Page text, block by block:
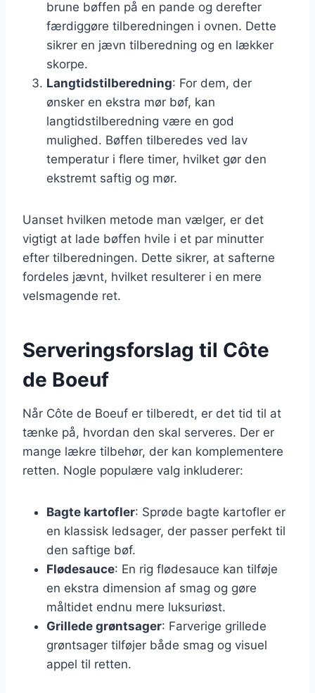
brune bøffen på en pande og derefter
færdiggøre tilberedningen i ovnen. Dette
sikrer en jævn tilberedning og en lækker
skorpe.
Langtidstilberedning: For dem, der
ønsker en ekstra mør bøf, kan
langtidstilberedning være en god
mulighed. Bøffen tilberedes ved lav
temperatur i flere timer, hvilket gør den
ekstremt saftig og mør.
Uanset hvilken metode man vælger, er det
vigtigt at lade bøffen hvile i et par minutter
efter tilberedningen. Dette sikrer, at safterne
fordeles jævnt, hvilket resulterer i en mere
velsmagende ret.
Serveringsforslag til Côte
de Boeuf
Når Côte de Boeuf er tilberedt, er det tid til at
tænke på, hvordan den skal serveres. Der er
mange lækre tilbehør, der kan komplementere
retten. Nogle populære valg inkluderer:
Bagte kartofler: Sprøde bagte kartofler er
en klassisk ledsager, der passer perfekt til
den saftige bøf.
Flødesauce: En rig flødesauce kan tilføje
en ekstra dimension af smag og gøre
måltidet endnu mere luksuriøst.
Grillede grøntsager: Farverige grillede
grøntsager tilføjer både smag og visuel
appel til retten.